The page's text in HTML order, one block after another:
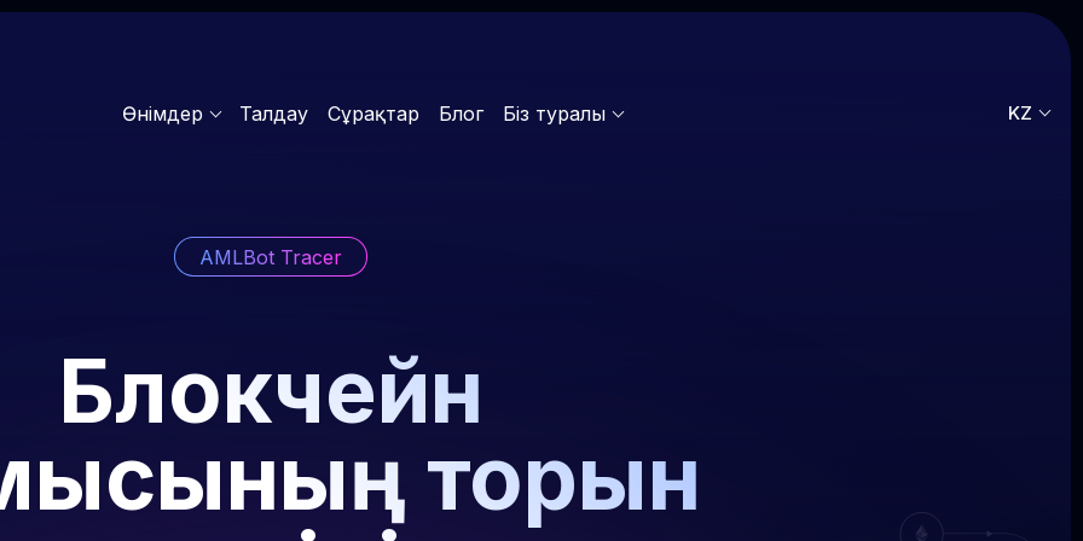
Өнімдер Талдау Сұрақтар Блог Біз туралы KZ
AMLBot Tracer
Блокчейн
торын